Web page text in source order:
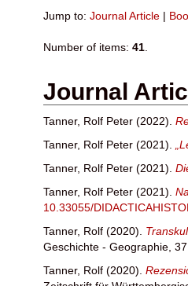
Jump to: Journal Article |
Number of items: 41.
Journal
Tanner, Rolf Peter (2022).
Tanner, Rolf Peter (2021).
Tanner, Rolf Peter (2021).
Tanner, Rolf Peter (2021).
10.33055/
Tanner, Rolf (2020).
Geschichte - Geographie,
Tanner, Rolf (2020).